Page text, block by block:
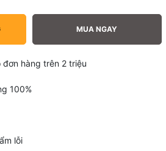
MUA NGAY
đơn hàng trên 2 triệu
100%
lỗi